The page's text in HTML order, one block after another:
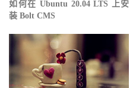
如何在 Ubuntu 20.04 LTS 上安
装 Bolt CMS